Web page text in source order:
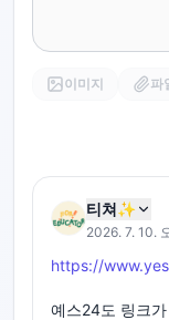
이미지 파
티쳐✨
2026. 7. 10.
https://
예스24도 링크